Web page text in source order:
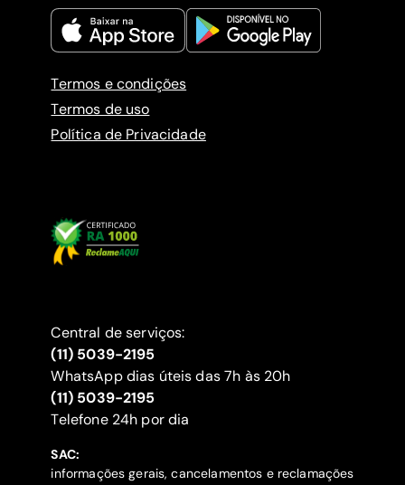
Termos e condições
Termos de uso
Política de Privacidade
Central de serviços:
(11) 5039-2195
WhatsApp dias úteis das 7h às 20h
(11) 5039-2195
‍Telefone 24h por dia
SAC:
informações gerais, cancelamentos e reclamações